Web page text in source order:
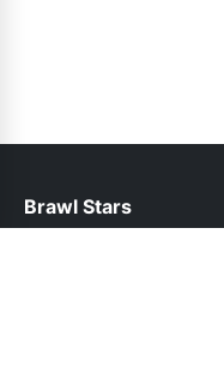
Brawl Stars